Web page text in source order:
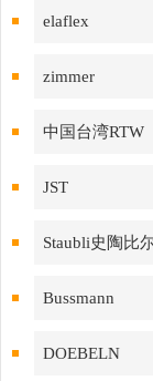
elaflex
zimmer
中国台湾RTW
JST
Staubli史陶比
Bussmann
DOEBELN